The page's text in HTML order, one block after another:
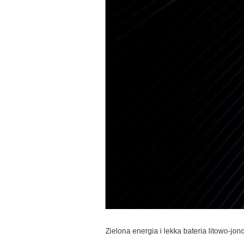
Zielona energia i lekka bateria litowo-